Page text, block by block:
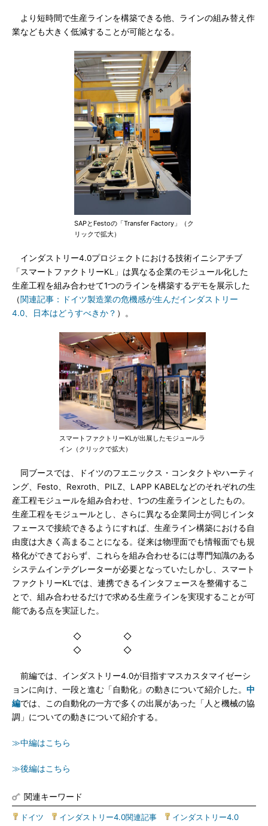
より短時間で生産ラインを構築できる他、ラインの組み替え作
業なども大きく低減することが可能となる。
SAPとFestoの「Transfer Factory」（ク
リックで拡大）
インダストリー4.0プロジェクトにおける技術イニシアチブ
「スマートファクトリーKL」は異なる企業のモジュール化した
生産工程を組み合わせて1つのラインを構築するデモを展示した
（関連記事：ドイツ製造業の危機感が生んだインダストリー
4.0、日本はどうすべきか？ ）。
スマートファクトリーKLが出展したモジュールラ
イン（クリックで拡大）
同ブースでは、ドイツのフエニックス・コンタクトやハーティ
ング、Festo、Rexroth、PILZ、LAPP KABELなどのそれぞれの生
産工程モジュールを組み合わせ、1つの生産ラインとしたもの。
生産工程をモジュールとし、さらに異なる企業同士が同じインタ
フェースで接続できるようにすれば、生産ライン構築における自
由度は大きく高まることになる。従来は物理面でも情報面でも規
格化ができておらず、これらを組み合わせるには専門知識のある
システムインテグレーターが必要となっていたしかし、スマート
ファクトリーKLでは、連携できるインタフェースを整備するこ
とで、組み合わせるだけで求める生産ラインを実現することが可
能である点を実証した。
◇ ◇
◇ ◇
前編では、インダストリー4.0が目指すマスカスタマイゼーシ
ョンに向け、一段と進む「自動化」の動きについて紹介した。 中
編では、この自動化の一方で多くの出展があった「人と機械の協
調」についての動きについて紹介する。
≫中編はこちら
≫後編はこちら
関連キーワード
ドイツ インダストリー4.0関連記事 インダストリー4.0